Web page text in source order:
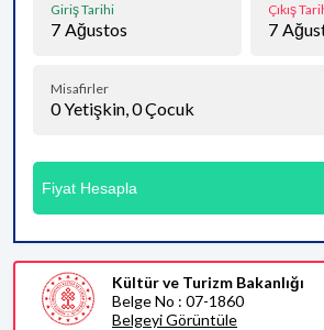
Giriş Tarihi
7 Ağustos
Çıkış
7
Misafirler
0Yetişkin,0Çocuk
Fiyat Hesapla
Kültür ve Turizm Bakanlığı
Belge No : 07-1860
Belgeyi Görüntüle